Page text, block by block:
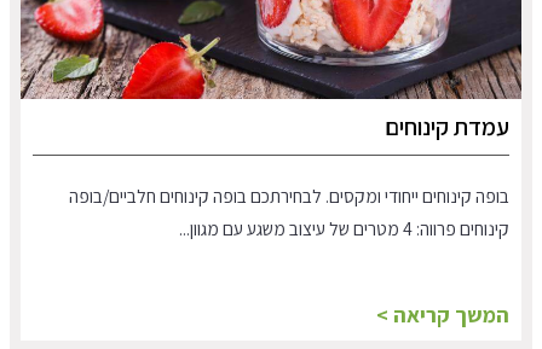
עמדת קינוחים
בופה קינוחים ייחודי ומקסים. לבחירתכם בופה קינוחים חלביים/בופה
קינוחים פרווה: 4 מטרים של עיצוב משגע עם מגוון...
המשך קריאה >